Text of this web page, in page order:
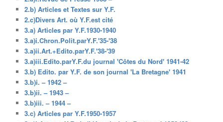
2.b) Articles et Textes sur Y.F.
2.c)Divers Art. où Y.F.est cité
3.a) Articles par Y.F.1930-1940
3.a)i.Chron.Polit.parY.F.'35-'38
3.a)ii.Art.+Edito.parY.F.'38-'39
3.a)iii.Edito.parY.F.du journal 'Côtes du Nord' 1941-42
3.b) Edito. par Y.F. de son journal 'La Bretagne' 1941
3.b)i. – 1942 –
3.b)ii. – 1943 –
3.b)iii. – 1944 –
3.c) Articles par Y.F.1950-1957